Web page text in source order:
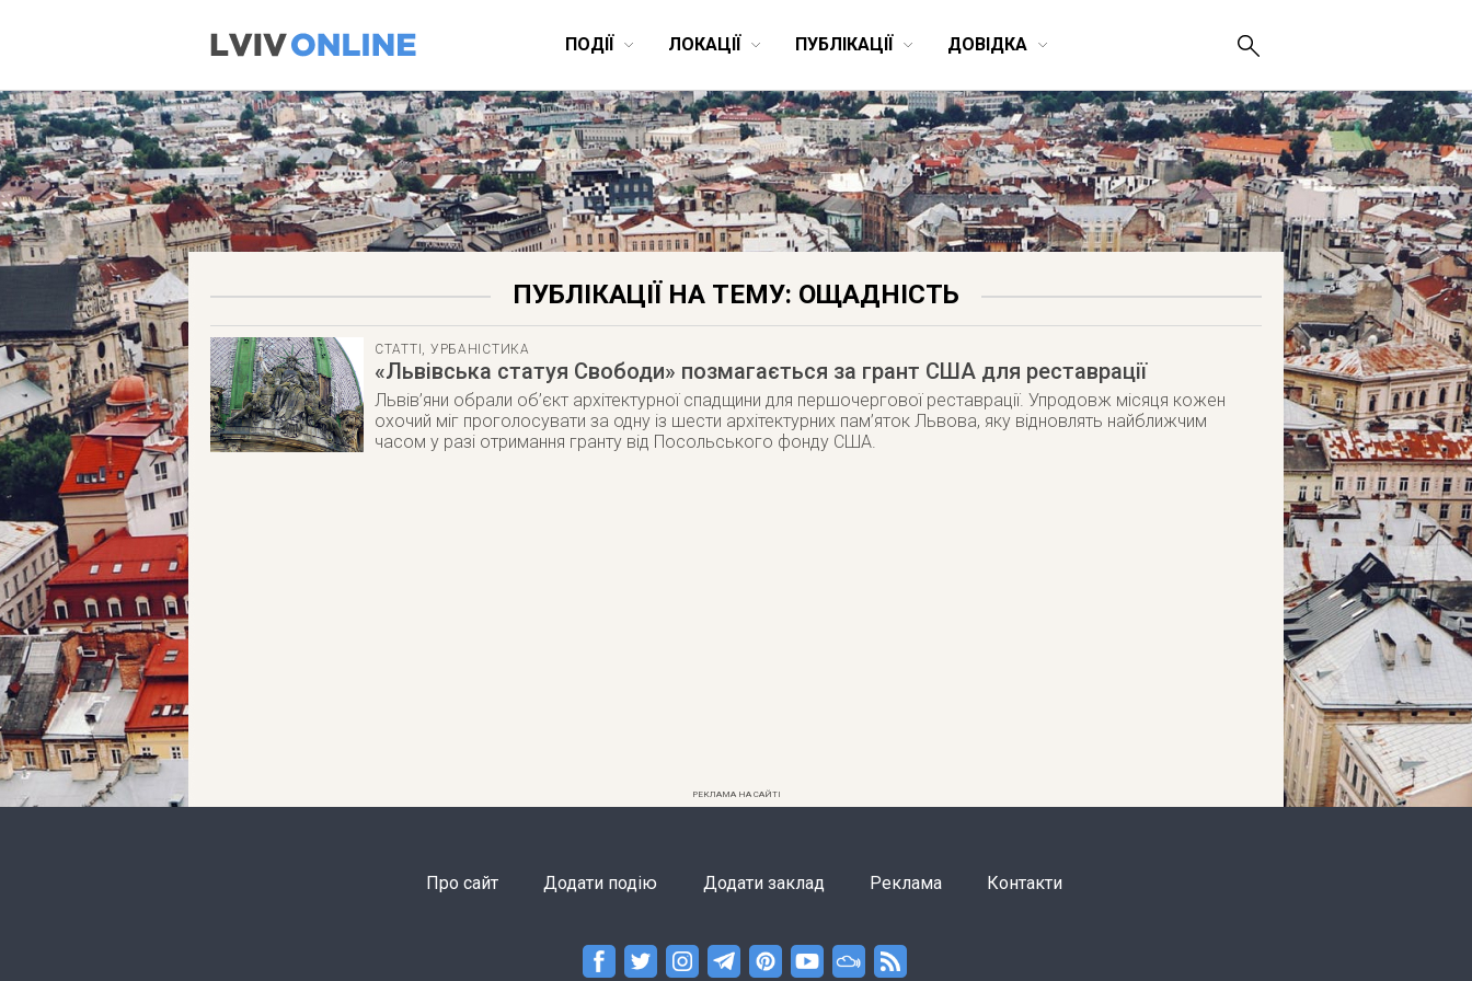
ПОДІЇ ЛОКАЦІЇ ПУБЛІКАЦІЇ ДОВІДКА
ПУБЛІКАЦІЇ НА ТЕМУ: ОЩАДНІСТЬ
СТАТТІ , УРБАНІСТИКА
«Львівська статуя Свободи» позмагається за грант США для реставрації
Львів’яни обрали об’єкт архітектурної спадщини для першочергової реставрації. Упродовж місяця кожен
охочий міг проголосувати за одну із шести архітектурних пам’яток Львова, яку відновлять найближчим
часом у разі отримання гранту від Посольського фонду США.
РЕКЛАМА НА САЙТІ
Про сайт Додати подію Додати заклад Реклама Контакти